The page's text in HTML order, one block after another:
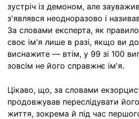
зустріч із демоном, але
з'являвся неодноразово і
За словами експерта, як
своє ім'я лише в разі, якщо ви
виснажите — втім, у 99 зі 100
зовсім не його справжнє ім'я.
Цікаво, що, за словами
продовжував переслідувати
життя, зокрема й під час